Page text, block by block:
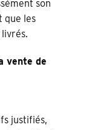
son
que les
vente de
justifiés,